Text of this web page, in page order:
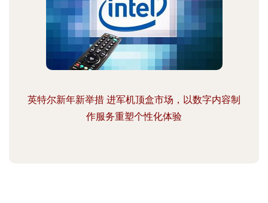
英特尔新年新举措 进军机顶盒市场，以数字内容制
作服务重塑个性化体验